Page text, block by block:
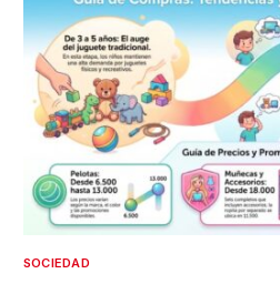
SOCIEDAD